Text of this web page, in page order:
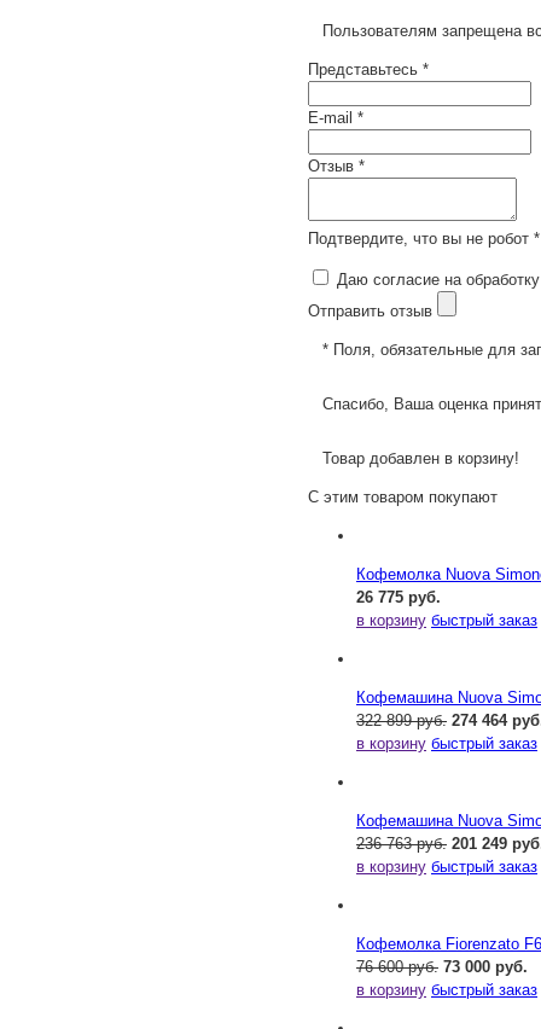
Пользователям запрещена
Представьтесь *
E-mail *
Отзыв *
Подтвердите, что вы не робот *
Даю согласие на
Отправить отзыв
* Поля, обязательные для
Спасибо, Ваша оценка
Товар добавлен в корзину!
С этим товаром покупают
Кофемолка Nuova
26 775 руб.
в корзину быстрый заказ
Кофемашина Nuova
322 899 руб. 274 464
в корзину быстрый заказ
Кофемашина Nuova
236 763 руб. 201 249
в корзину быстрый заказ
Кофемолка Fiorenzato
76 600 руб. 73 000 руб.
в корзину быстрый заказ